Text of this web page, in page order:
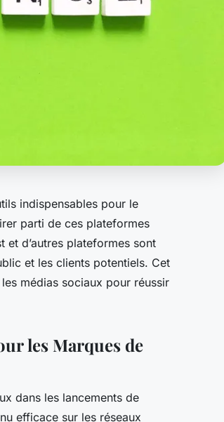
indispensables pour le
parti de ces plateformes
et d’autres plateformes sont
et les clients potentiels. Cet
médias sociaux pour réussir
les Marques de
dans les lancements de
efficace sur les réseaux